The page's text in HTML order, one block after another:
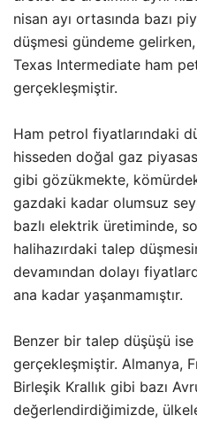
nisan ayı ortasında bazı
düşmesi gündeme
Texas Intermediate ham
gerçekleşmiştir.
Ham petrol fiyatlarındaki
hisseden doğal gaz
gibi gözükmekte,
gazdaki kadar olumsuz
bazlı elektrik üretiminde,
halihazırdaki talep
devamından dolayı
ana kadar yaşanmamıştır.
Benzer bir talep düşüşü
gerçekleşmiştir. Almanya,
Birleşik Krallık gibi bazı
değerlendirdiğimizde,